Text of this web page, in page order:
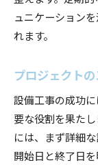
ュニケーション
れます。
プロジェクト
設備工事の成功
要な役割を果た
には、まず詳細
開始日と終了日